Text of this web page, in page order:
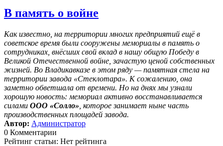
В память о войне
Как известно, на территории многих предприятий ещё в
советское время были сооружены мемориалы в память о
сотрудниках, внёсших свой вклад в нашу общую Победу в
Великой Отечественной войне, зачастую ценой собственных
жизней. Во Владикавказе в этом ряду — памятная стела на
территории завода «Стеклотара». К сожалению, она
заметно обветшала от времени. Но на днях мы узнали
хорошую новость: мемориал активно восстанавливается
силами ООО «Солло» , которое занимает ныне часть
производственных площадей завода.
Автор: Администратор
0 Комментарии
Рейтинг статьи: Нет рейтинга